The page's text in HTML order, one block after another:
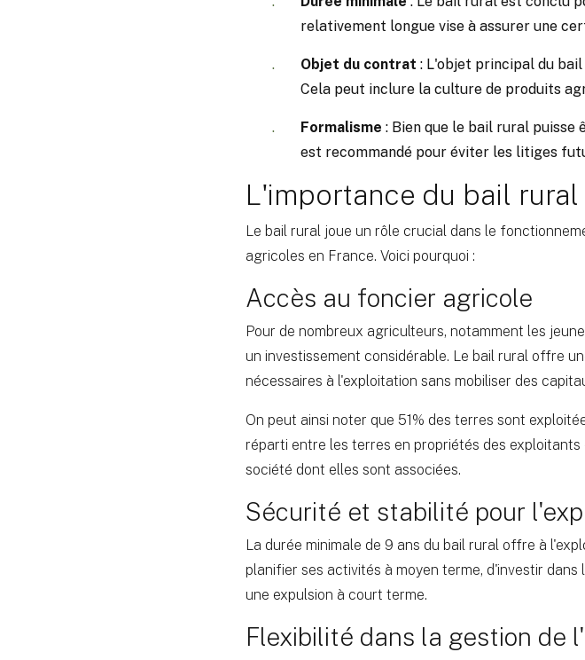
relativement longue vise à assurer une
Objet du contrat : L'objet principal du
Cela peut inclure la culture de produits
Formalisme : Bien que le bail rural
est recommandé pour éviter les litiges
L'importance du bail
Le bail rural joue un rôle crucial dans le
agricoles en France. Voici pourquoi :
Accès au foncier agricole
Pour de nombreux agriculteurs, notamment les
un investissement considérable. Le bail rural offre
nécessaires à l'exploitation sans mobiliser des
On peut ainsi noter que 51% des terres sont
réparti entre les terres en propriétés des
société dont elles sont associées.
Sécurité et stabilité pour
La durée minimale de 9 ans du bail rural offre à
planifier ses activités à moyen terme, d'investir
une expulsion à court terme.
Flexibilité dans la gestion de